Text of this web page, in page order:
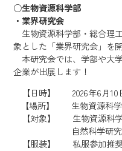
○生物資源科学部
・業界研究会
生物資源科学部・総合理
象とした「業界研究会」を
本研究会では、学部や大
企業が出展します！
【日時】 2026年6月10
【場所】 生物資源科学
【対象】 生物資源科学
自然科学研究科（
【服装】 私服参加推